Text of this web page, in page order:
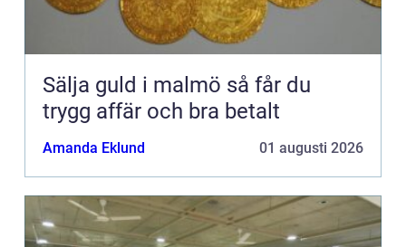
Sälja guld i malmö så får du
trygg affär och bra betalt
Amanda Eklund 01 augusti 2026